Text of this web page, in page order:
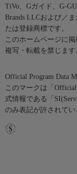
TiVo、Gガイド、G-
Brands LLCおよび／
たは登録商標です。
このホームページに
複写・転載を禁じます
Official Program Data
このマークは「
式情報である「
のみ表記が許されてい